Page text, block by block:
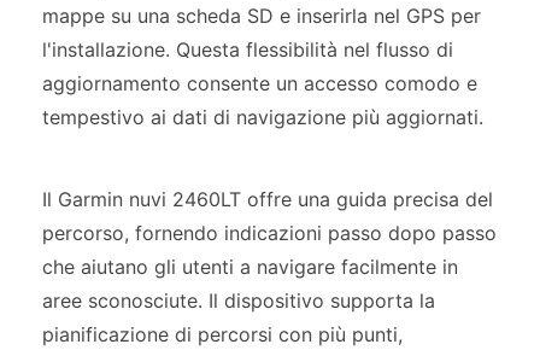
mappe su una scheda SD e inserirla nel GPS per
l'installazione. Questa flessibilità nel flusso di
aggiornamento consente un accesso comodo e
tempestivo ai dati di navigazione più aggiornati.
Il Garmin nuvi 2460LT offre una guida precisa del
percorso, fornendo indicazioni passo dopo passo
che aiutano gli utenti a navigare facilmente in
aree sconosciute. Il dispositivo supporta la
pianificazione di percorsi con più punti,